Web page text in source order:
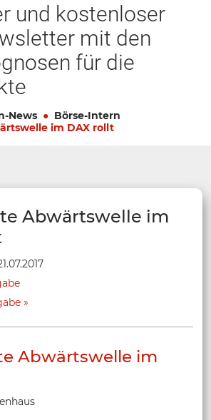
und kostenloser
mit den
für die
News
Börse-Intern
im DAX rollt
Abwärtswelle im
Abwärtswelle im